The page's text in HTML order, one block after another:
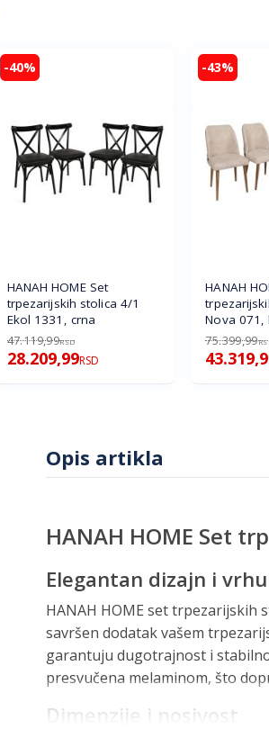
-40%
HANAH HOME Set
trpezarijskih stolica 4/1
Ekol 1331, crna
47.119,99RSD
28.209,99RSD
-43%
HANAH
Nova
75.399,99
Opis artikla
HANAH HOME Set
Elegantan dizajn i
HANAH HOME set trpezarijskih
savršen dodatak vašem
garantuju dugotrajnost i
presvučena melaminom, što
Dimenzije i nosivost